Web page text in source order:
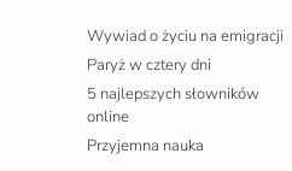
Wywiad o życiu na emigracji
Paryż w cztery dni
5 najlepszych słowników
online
Przyjemna nauka